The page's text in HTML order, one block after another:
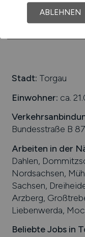
Stadt: Torgau
Einwohner: ca.
Bundesstraße B
Arbeiten in der
Dahlen,
Nordsachsen,
Sachsen,
Arzberg,
Liebenwerda,
Beliebte Jobs in
ABLEHNEN